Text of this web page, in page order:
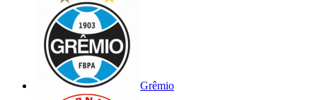
Grêmio